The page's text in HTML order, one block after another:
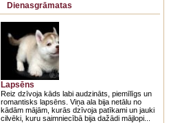
Dienasgrāmatas
Lapsēns
Reiz dzīvoja kāds labi audzināts, piemīlīgs un
romantisks lapsēns. Viņa ala bija netālu no
kādām mājām, kurās dzīvoja patīkami un jauki
cilvēki, kuru saimniecībā bija dažādi mājlopi...